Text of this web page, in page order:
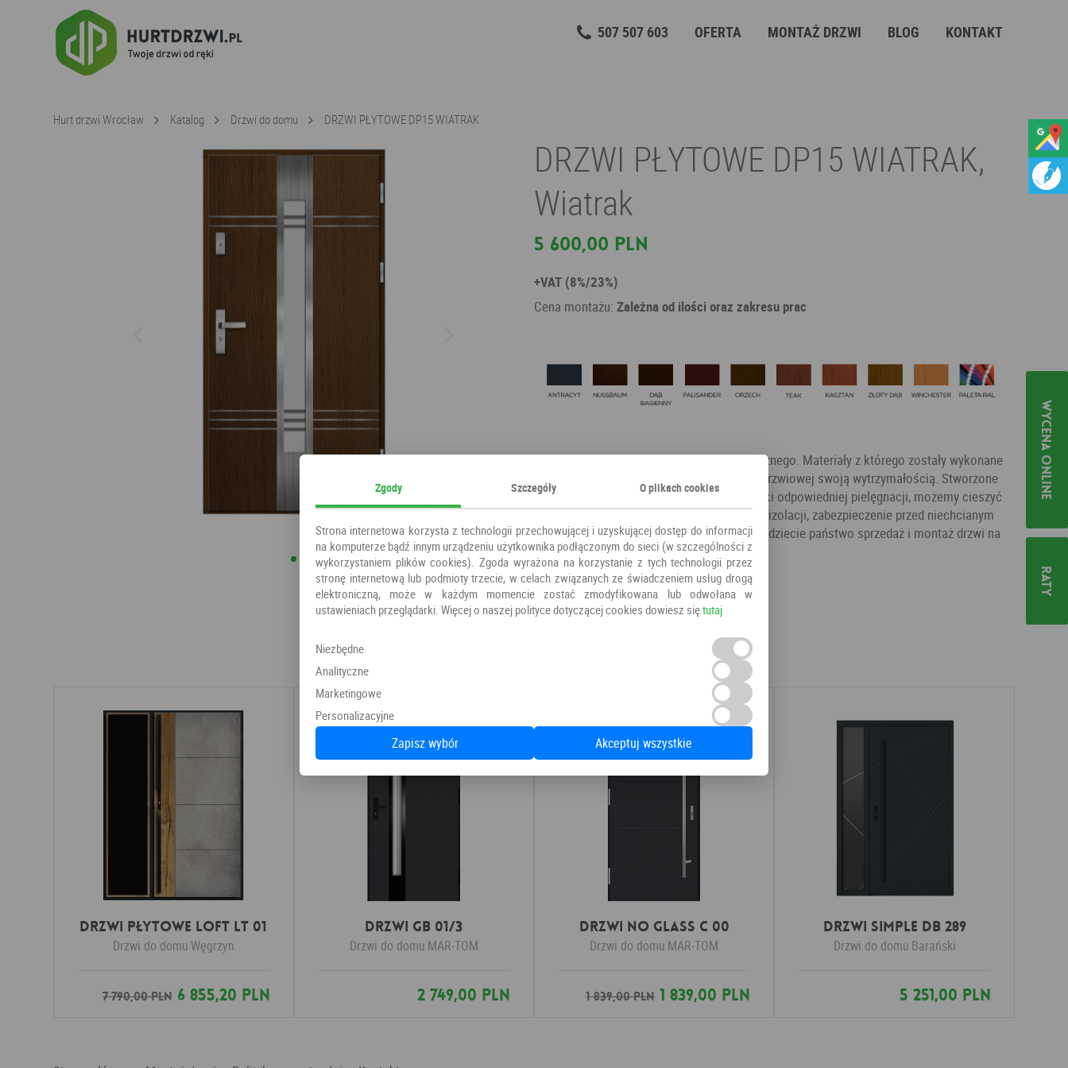
507 507 603 OFERTA MONTAŻ DRZWI BLOG KONTAKT
Hurt drzwi Wrocław Katalog Drzwi do domu DRZWI PŁYTOWE DP15 WIATRAK
DRZWI PŁYTOWE DP15 WIATRAK,
Wiatrak
5 600,00 PLN
+VAT (8%/23%)
Cena montażu: Zależna od ilości oraz zakresu prac
Drzwi płytowe to produkt do użytku zewnętrznego. Materiały z którego zostały wykonane
są znane od wielu lat, zasłynęły w stolarce drzwiowej swoją wytrzymałością. Stworzone
zostały z dbałością o każde szczegóły. Dzięki odpowiedniej pielęgnacji, możemy cieszyć
się inwestycją na długo. Wysoki poziom ich izolacji, zabezpieczenie przed niechcianym
hałasem czy chłodem. W naszej ofercie znajdziecie państwo sprzedaż i montaż drzwi na
terenie Wrocławia, Oleśnicy i ich okolic.
Kategoria:Drzwi do domu
Producent:Wiatrak
DRZWI PŁYTOWE LOFT LT 01
Drzwi do domu Węgrzyn
7 790,00 PLN6 855,20 PLN
Drzwi GB 01/3
Drzwi do domu MAR-TOM
2 749,00 PLN
Drzwi No Glass C 00
Drzwi do domu MAR-TOM
1 839,00 PLN1 839,00 PLN
Drzwi SIMPLE DB 289
Drzwi do domu Barański
5 251,00 PLN
Zgody Szczegóły O plikach cookies
Strona internetowa korzysta z technologii przechowującej i uzyskującej dostęp do informacji
na komputerze bądź innym urządzeniu użytkownika podłączonym do sieci (w szczególności z
wykorzystaniem plików cookies). Zgoda wyrażona na korzystanie z tych technologii przez
stronę internetową lub podmioty trzecie, w celach związanych ze świadczeniem usług drogą
elektroniczną, może w każdym momencie zostać zmodyfikowana lub odwołana w
ustawieniach przeglądarki. Więcej o naszej polityce dotyczącej cookies dowiesz siętutaj
Niezbędne
Analityczne
Marketingowe
Personalizacyjne
Zapisz wybór Akceptuj wszystkie
Wycena online
Raty